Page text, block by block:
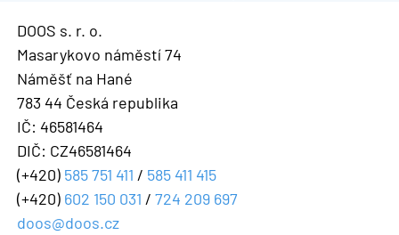
DOOS s. r. o.
Masarykovo náměstí 74
Náměšť na Hané
783 44 Česká republika
IČ: 46581464
DIČ: CZ46581464
(+420) 585 751 411 / 585 411 415
(+420) 602 150 031 / 724 209 697
doos@doos.cz